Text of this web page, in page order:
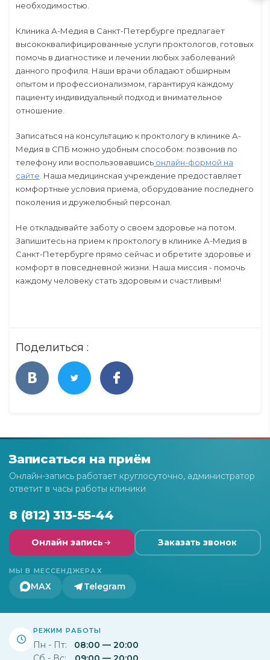
необходимостью.
Клиника А-Медия в Санкт-Петербурге предлагает
высококвалифицированные услуги проктологов, готовых
помочь в диагностике и лечении любых заболеваний
данного профиля. Наши врачи обладают обширным
опытом и профессионализмом, гарантируя каждому
пациенту индивидуальный подход и внимательное
отношение.
Записаться на консультацию к проктологу в клинике А-
Медия в СПБ можно удобным способом: позвонив по
телефону или воспользовавшись онлайн-формой на
сайте . Наша медицинская учреждение предоставляет
комфортные условия приема, оборудование последнего
поколения и дружелюбный персонал.
Не откладывайте заботу о своем здоровье на потом.
Запишитесь на прием к проктологу в клинике А-Медия в
Санкт-Петербурге прямо сейчас и обретите здоровье и
комфорт в повседневной жизни. Наша миссия - помочь
каждому человеку стать здоровым и счастливым!
Поделиться :
Записаться на приём
Онлайн-запись работает круглосуточно, администратор
ответит в часы работы клиники
8 (812) 313-55-44
Онлайн запись Заказать звонок
МЫ В МЕССЕНДЖЕРАХ
МАХ Telegram
РЕЖИМ РАБОТЫ
Пн - Пт:
08:00 — 20:00